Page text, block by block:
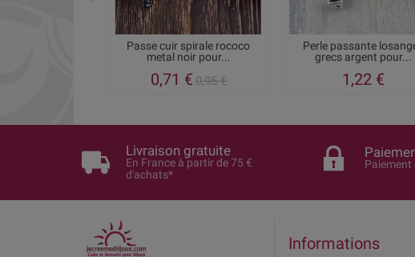
Passe cuir spirale rococo
metal noir pour...
0,71 €0,95 €
Perle passante
grecs argent pour...
1,22 €
Livraison gratuite
En France à partir de 75 €
d'achats*
Paiement
Informations